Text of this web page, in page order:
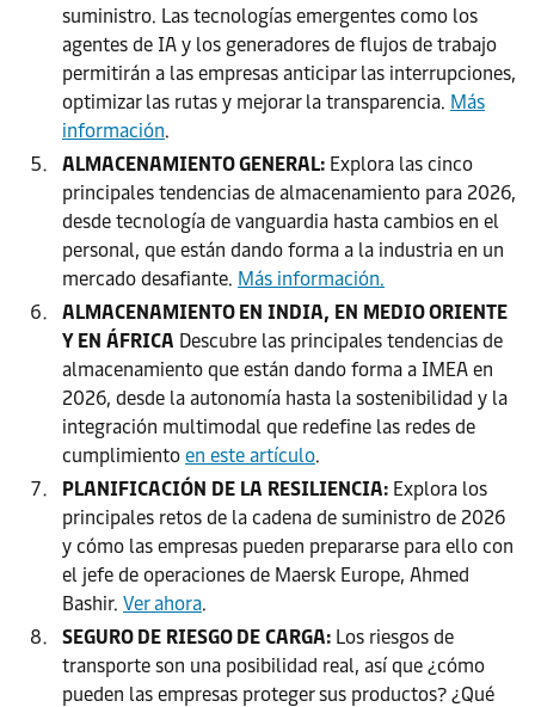
suministro. Las tecnologías emergentes como los
agentes de IA y los generadores de flujos de trabajo
permitirán a las empresas anticipar las interrupciones,
optimizar las rutas y mejorar la transparencia. Más
información.
ALMACENAMIENTO GENERAL: Explora las cinco
principales tendencias de almacenamiento para 2026,
desde tecnología de vanguardia hasta cambios en el
personal, que están dando forma a la industria en un
mercado desafiante. Más información.
ALMACENAMIENTO EN INDIA, EN MEDIO ORIENTE
Y EN ÁFRICA Descubre las principales tendencias de
almacenamiento que están dando forma a IMEA en
2026, desde la autonomía hasta la sostenibilidad y la
integración multimodal que redefine las redes de
cumplimiento en este artículo.
PLANIFICACIÓN DE LA RESILIENCIA: Explora los
principales retos de la cadena de suministro de 2026
y cómo las empresas pueden prepararse para ello con
el jefe de operaciones de Maersk Europe, Ahmed
Bashir. Ver ahora.
SEGURO DE RIESGO DE CARGA: Los riesgos de
transporte son una posibilidad real, así que ¿cómo
pueden las empresas proteger sus productos? ¿Qué